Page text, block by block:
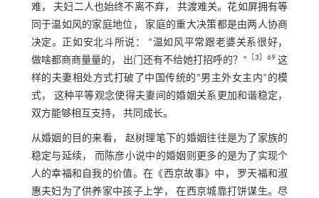
难， 夫妇二人也始终不离不弃， 共渡难关。花如屏拥有等
同于温如风的家庭地位， 家庭的重大决策都是由两人协商
决定。正如安北斗所说： “温如风平常跟老婆关系很好，
做啥都商商量量的， 出门还有不给她打招呼的？”
［3 ］69 这
样的夫妻相处方式打破了中国传统的“男主外女主内”的模
式， 这种平等观念使得夫妻间的婚姻关系更加和谐稳定，
双方能够相互支持， 共同成长。
从婚姻的目的来看， 赵树理笔下的婚姻往往是为了家族的
稳定与延续， 而陈彦小说中的婚姻则更多的是为了实现个
人的幸福和自我的价值。在《西京故事》中， 罗天福和淑
惠夫妇为了供养家中孩子上学， 在西京城靠打饼谋生。尽